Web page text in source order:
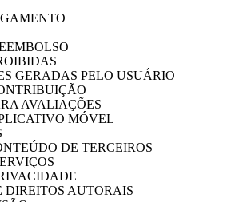
GERADAS PELO USUÁRIO
AVALIAÇÕES
MÓVEL
DE TERCEIROS
DIREITOS AUTORAIS